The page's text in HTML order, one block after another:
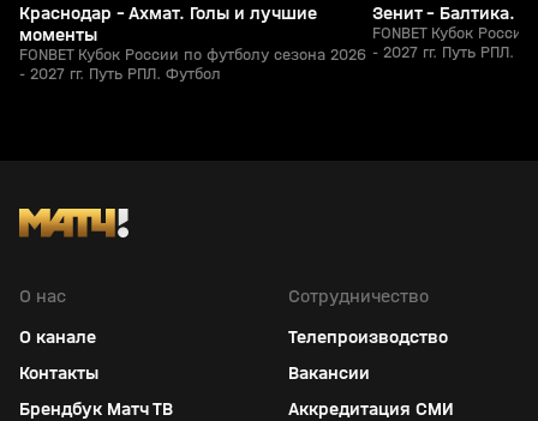
Краснодар - Ахмат. Голы и лучшие
моменты
FONBET Кубок России по футболу сезона 2026
- 2027 гг. Путь РПЛ. Футбол
Зенит - Балтика.
FONBET Кубок
- 2027 гг. Путь РПЛ.
О нас
О канале
Контакты
Брендбук Матч ТВ
Сотрудничество
Телепроизводство
Вакансии
Аккредитация СМИ